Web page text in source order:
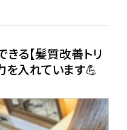
る【髪質改善トリ
を入れています💪